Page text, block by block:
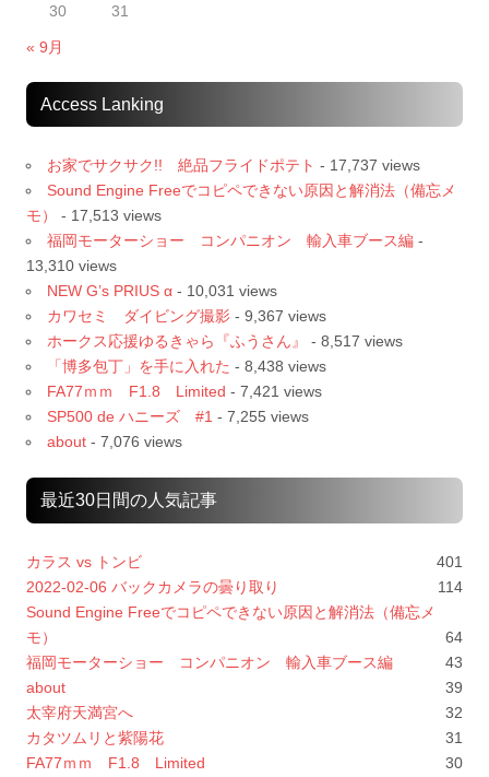
« 9月
30
31
Access Lanking
お家でサクサク!! 絶品フライドポテト - 17,737 views
Sound Engine Freeでコピペできない原因と解消法（備忘メ
モ）
- 17,513 views
福岡モーターショー コンパニオン 輸入車ブース編 -
13,310 views
NEW G’s PRIUS α - 10,031 views
カワセミ ダイビング撮影 - 9,367 views
ホークス応援ゆるきゃら『ふうさん』
- 8,517 views
「博多包丁」を手に入れた - 8,438 views
FA77ｍｍ F1.8 Limited - 7,421 views
SP500 de ハニーズ #1 - 7,255 views
about - 7,076 views
最近30日間の人気記事
カラス vs トンビ
401
2022-02-06 バックカメラの曇り取り
114
Sound Engine Freeでコピペできない原因と解消法（備忘メ
モ）
64
福岡モーターショー コンパニオン 輸入車ブース編
43
about
39
太宰府天満宮へ
32
カタツムリと紫陽花
31
FA77ｍｍ F1.8 Limited
30